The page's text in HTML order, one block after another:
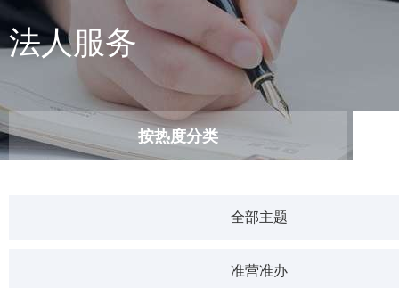
法人服务
按热度分类
全部主题
准营准办